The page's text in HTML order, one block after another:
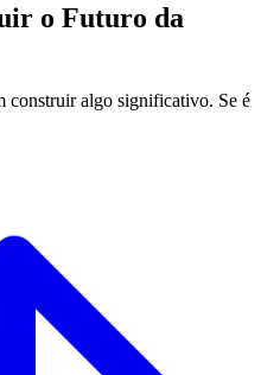
o Futuro da
construir algo significativo. Se é